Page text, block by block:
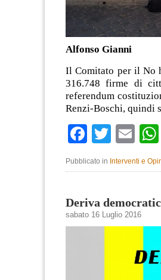
Alfonso Gianni
Il Comitato per il No
316.748 firme di
referendum
Renzi-Boschi, quindi
Facebook
Twitter
Pubblicato in Interventi e
Deriva
sabato 16 Luglio 2016